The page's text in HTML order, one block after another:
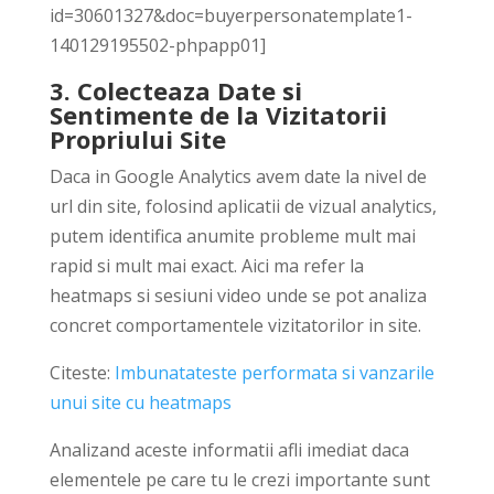
id=30601327&doc=buyerpersonatemplate1-
140129195502-phpapp01]
3. Colecteaza Date si
Sentimente de la Vizitatorii
Propriului Site
Daca in Google Analytics avem date la nivel de
url din site, folosind aplicatii de vizual analytics,
putem identifica anumite probleme mult mai
rapid si mult mai exact. Aici ma refer la
heatmaps si sesiuni video unde se pot analiza
concret comportamentele vizitatorilor in site.
Citeste: Imbunatateste performata si vanzarile
unui site cu heatmaps
Analizand aceste informatii afli imediat daca
elementele pe care tu le crezi importante sunt